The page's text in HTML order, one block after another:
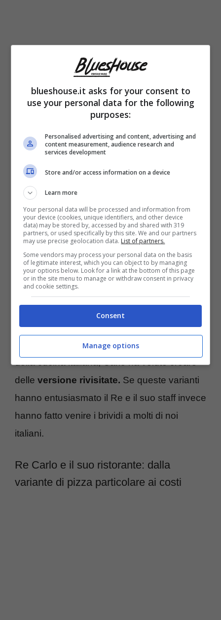
grande appassionato di cucina . Il Sovrano
ha dei gusti molto particolari, prediligendo
alimenti di origine organica. Amante dei
funghi, il Sovrano è solito fare una
a base di uova, formaggio e spinaci
saltare il pranzo visto i suoi innumerevoli
impegni durante l’arco della giornata.
Intollerante ai frutti di mare, dai quali si tiene
ben alla larga, il Re non mangia cioccolato e
non è solito bere caffè. Amante delle
tradizioni culinarie delle altre culture, il
regnate è un fan della pizza a tal punto da
averla inserita nel menù del suoristorante di
: affascinato dal cibo emblema
della cucina italiana, Carlo ha voluto creare
delle versione rivisitate. Se queste varianti
hanno entusiasmato il Re e il suo staff invece
hanno fatto venire i brividi a molti di noi
italiani.
Re Carlo e il suo ristorante: dalla
variante di pizza particolare ai costi
blueshouse.it asks for your consent to
use your personal data for the following
purposes:
Personalised advertising and content, advertising and
content measurement, audience research and
services development
Store and/or access information on a device
Learn more
Your personal data will be processed and information from
your device (cookies, unique identifiers, and other device
data) may be stored by, accessed by and shared with 319
partners, or used specifically by this site. We and our partners
may use precise geolocation data. List of partners.
Some vendors may process your personal data on the basis
of legitimate interest, which you can object to by managing
your options below. Look for a link at the bottom of this page
or in the site menu to manage or withdraw consent in privacy
and cookie settings.
Consent
Manage options